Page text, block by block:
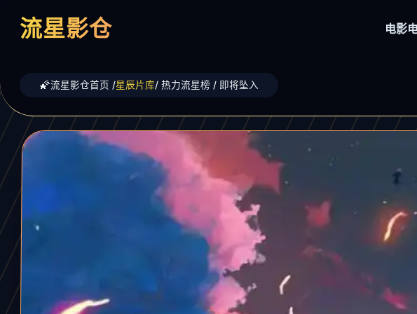
流星影仓 电影
流星影仓首页 /星辰片库/ 热力流星榜 / 即将坠入